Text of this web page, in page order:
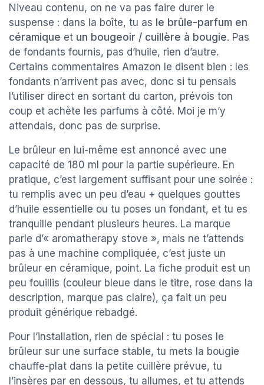
Niveau contenu, on ne va pas faire durer le
suspense : dans la boîte, tu as le brûle-parfum en
céramique et un bougeoir / cuillère à bougie. Pas
de fondants fournis, pas d’huile, rien d’autre.
Certains commentaires Amazon le disent bien : les
fondants n’arrivent pas avec, donc si tu pensais
l’utiliser direct en sortant du carton, prévois ton
coup et achète les parfums à côté. Moi je m’y
attendais, donc pas de surprise.
Le brûleur en lui-même est annoncé avec une
capacité de 180 ml pour la partie supérieure. En
pratique, c’est largement suffisant pour une soirée :
tu remplis avec un peu d’eau + quelques gouttes
d’huile essentielle ou tu poses un fondant, et tu es
tranquille pendant plusieurs heures. La marque
parle d’« aromatherapy stove », mais ne t’attends
pas à une machine compliquée, c’est juste un
brûleur en céramique, point. La fiche produit est un
peu fouillis (couleur bleue dans le titre, rose dans la
description, marque pas claire), ça fait un peu
produit générique rebadgé.
Pour l’installation, rien de spécial : tu poses le
brûleur sur une surface stable, tu mets la bougie
chauffe-plat dans la petite cuillère prévue, tu
l’insères par en dessous, tu allumes, et tu attends